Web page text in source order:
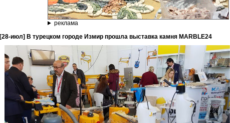
реклама
[28-июл] В турецком городе Измир прошла выставка камня MARBLE24